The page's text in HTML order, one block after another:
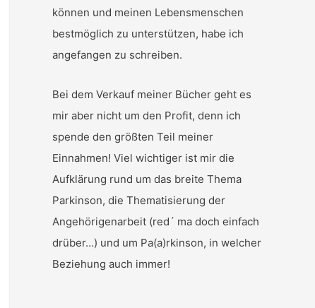
können und meinen Lebensmenschen
bestmöglich zu unterstützen, habe ich
angefangen zu schreiben.
Bei dem Verkauf meiner Bücher geht es
mir aber nicht um den Profit, denn ich
spende den größten Teil meiner
Einnahmen! Viel wichtiger ist mir die
Aufklärung rund um das breite Thema
Parkinson, die Thematisierung der
Angehörigenarbeit (red´ ma doch einfach
drüber…) und um Pa(a)rkinson, in welcher
Beziehung auch immer!